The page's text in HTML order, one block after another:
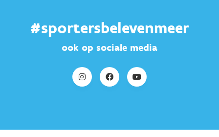
#sportersbelevenmeer
ook op sociale media